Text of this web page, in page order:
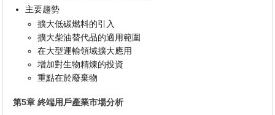
主要趨勢
擴大低碳燃料的引入
擴大柴油替代品的適用範圍
在大型運輸領域擴大應用
增加對生物精煉的投資
重點在於廢棄物
第5章 終端用戶產業市場分析